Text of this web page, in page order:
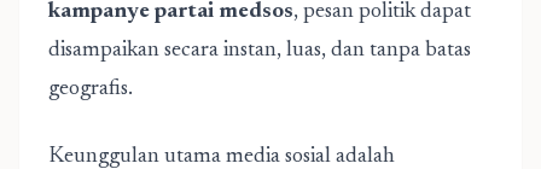
kampanye partai medsos, pesan politik dapat
disampaikan secara instan, luas, dan tanpa batas
geografis.
Keunggulan utama media sosial adalah